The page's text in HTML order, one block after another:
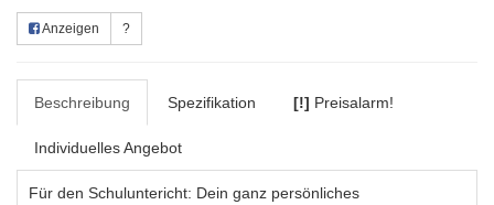
Anzeigen ?
Beschreibung Spezifikation [!] Preisalarm!
Individuelles Angebot
Für den Schuluntericht: Dein ganz persönliches